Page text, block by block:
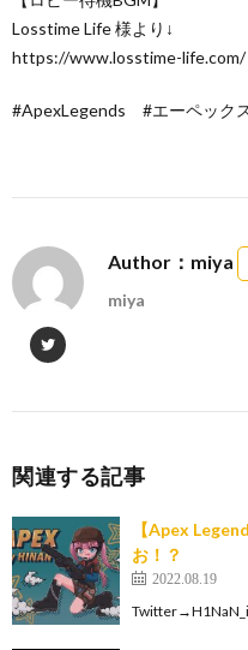
Losstime Life 様より↓
https://www.losstime-life.com/
#ApexLegends #エーペック
Author：miya
miya
関連する記事
【Apex
お！？
2022.08.19